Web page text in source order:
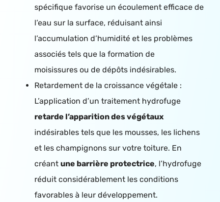
spécifique favorise un écoulement efficace de
l’eau sur la surface, réduisant ainsi
l’accumulation d’humidité et les problèmes
associés tels que la formation de
moisissures ou de dépôts indésirables.
Retardement de la croissance végétale :
L’application d’un traitement hydrofuge
retarde l’apparition des végétaux
indésirables tels que les mousses, les lichens
et les champignons sur votre toiture. En
créant une barrière protectrice, l’hydrofuge
réduit considérablement les conditions
favorables à leur développement.